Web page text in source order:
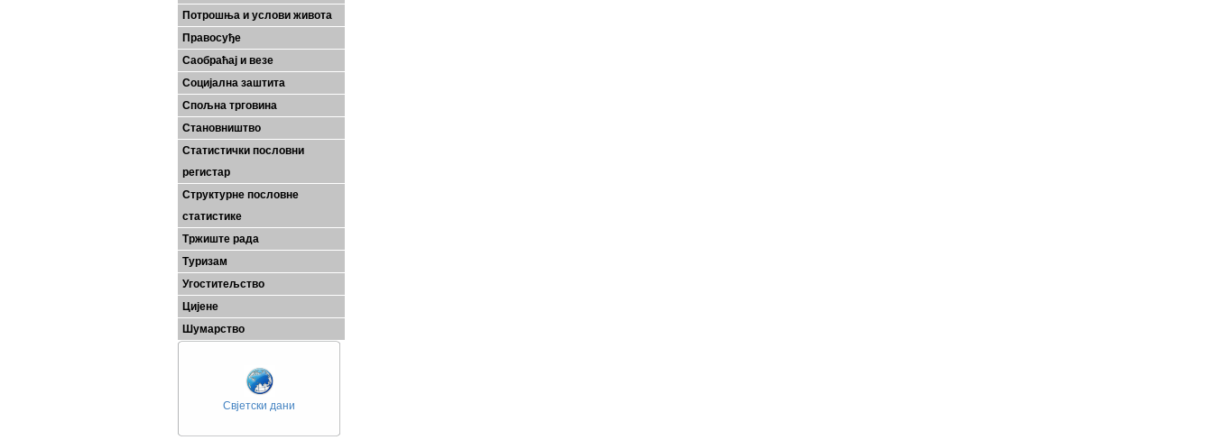
Потрошња и услови живота
Правосуђе
Саобраћај и везе
Социјална заштита
Спољна трговина
Становништво
Статистички пословни
регистар
Структурне пословне
статистике
Тржиште рада
Туризам
Угоститељство
Цијене
Шумарство
Свјетски дани